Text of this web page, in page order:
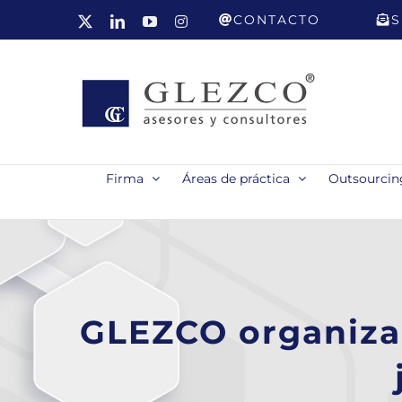
LinkedInYouTubeInstagramCONTACTO
Firma Áreas de práctica
GLEZCO